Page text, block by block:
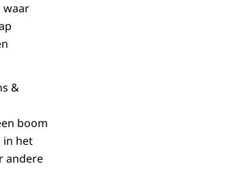
waar
&
boom
in het
andere